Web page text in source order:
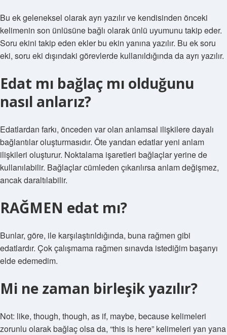
Bu ek geleneksel olarak ayrı yazılır ve kendisinden önceki
kelimenin son ünlüsüne bağlı olarak ünlü uyumunu takip eder.
Soru ekini takip eden ekler bu ekin yanına yazılır. Bu ek soru
eki, soru eki dışındaki görevlerde kullanıldığında da ayrı yazılır.
Edat mı bağlaç mı olduğunu
nasıl anlarız?
Edatlardan farkı, önceden var olan anlamsal ilişkilere dayalı
bağlantılar oluşturmasıdır. Öte yandan edatlar yeni anlam
ilişkileri oluşturur. Noktalama işaretleri bağlaçlar yerine de
kullanılabilir. Bağlaçlar cümleden çıkarılırsa anlam değişmez,
ancak daraltılabilir.
RAĞMEN edat mı?
Bunlar, göre, ile karşılaştırıldığında, buna rağmen gibi
edatlardır. Çok çalışmama rağmen sınavda istediğim başarıyı
elde edemedim.
Mi ne zaman birleşik yazılır?
Not: like, though, though, as if, maybe, because kelimeleri
zorunlu olarak bağlaç olsa da, “this is here” kelimeleri yan yana